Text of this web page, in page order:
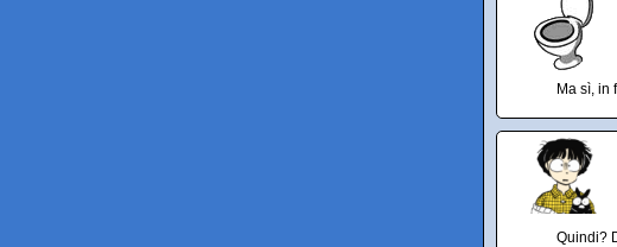
Ma sì, in
Quindi?